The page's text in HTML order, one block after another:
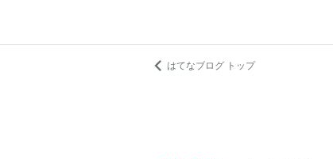
はてなブログ トップ